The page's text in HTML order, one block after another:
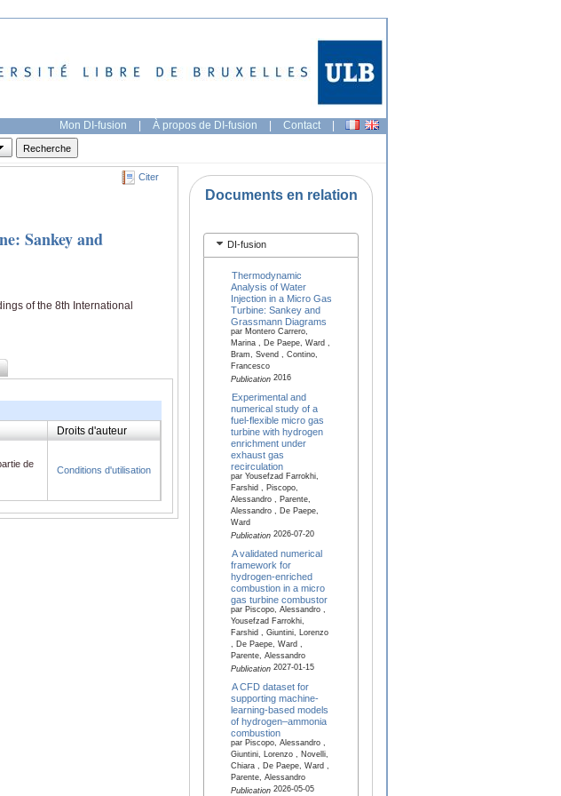
Mon DI-fusion | À propos de DI-fusion | Contact |
Citer
Sankey and
of the 8th International
Droits d'auteur
de
Conditions d'utilisation
Documents en relation
DI-fusion
Thermodynamic
Analysis of Water
Injection in a Micro Gas
Turbine: Sankey and
Grassmann Diagrams
par Montero Carrero,
Marina , De Paepe, Ward ,
Bram, Svend , Contino,
Francesco
Publication2016
Experimental and
numerical study of a
fuel-flexible micro gas
turbine with hydrogen
enrichment under
exhaust gas
recirculation
par Yousefzad Farrokhi,
Farshid , Piscopo,
Alessandro , Parente,
Alessandro , De Paepe,
Ward
Publication2026-07-20
A validated numerical
framework for
hydrogen-enriched
combustion in a micro
gas turbine combustor
par Piscopo, Alessandro ,
Yousefzad Farrokhi,
Farshid , Giuntini, Lorenzo
, De Paepe, Ward ,
Parente, Alessandro
Publication2027-01-15
A CFD dataset for
supporting machine-
learning-based models
of hydrogen–ammonia
combustion
par Piscopo, Alessandro ,
Giuntini, Lorenzo , Novelli,
Chiara , De Paepe, Ward ,
Parente, Alessandro
Publication2026-05-05